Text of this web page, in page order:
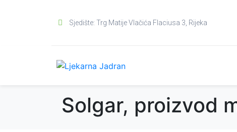
Sjedište: Trg Matije Vlačića Flaciusa 3, Rijeka
Solgar, proizvod